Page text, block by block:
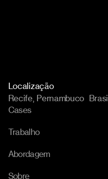
Localização
Recife, Pernambuco Brasil
Cases
Trabalho
Abordagem
Sobre